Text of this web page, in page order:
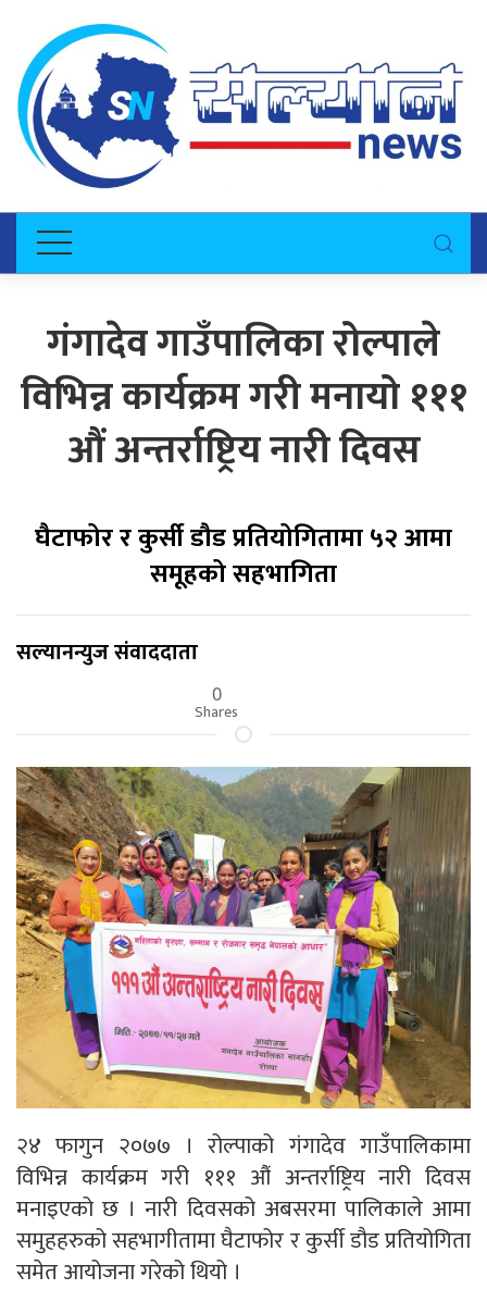
गंगादेव गाउँपालिका रोल्पाले
विभिन्न कार्यक्रम गरी मनायो १११
औं अन्तर्राष्ट्रिय नारी दिवस
घैटाफोर र कुर्सी डौड प्रतियोगितामा ५२ आमा
समूहको सहभागिता
सल्यानन्युज संवाददाता
0
Shares
२४ फागुन २०७७ । रोल्पाको गंगादेव गाउँपालिकामा
विभिन्न कार्यक्रम गरी १११ औं अन्तर्राष्ट्रिय नारी दिवस
मनाइएको छ । नारी दिवसको अबसरमा पालिकाले आमा
समुहहरुको सहभागीतामा घैटाफोर र कुर्सी डौड प्रतियोगिता
समेत आयोजना गरेको थियो ।